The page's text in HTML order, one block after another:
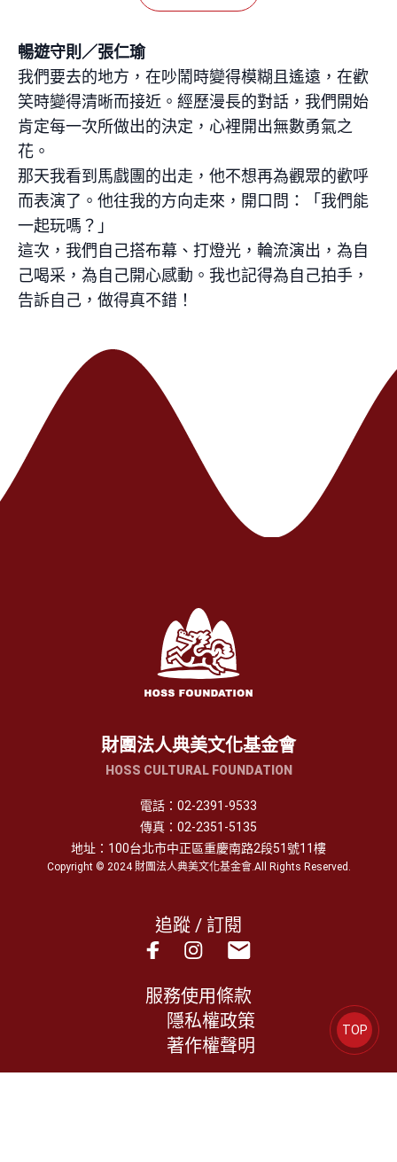
暢遊守則／張仁瑜
我們要去的地方，在吵鬧時變得模糊且遙遠，在歡
笑時變得清晰而接近。經歷漫長的對話，我們開始
肯定每一次所做出的決定，心裡開出無數勇氣之
花。
那天我看到馬戲團的出走，他不想再為觀眾的歡呼
而表演了。他往我的方向走來，開口問：「我們能
一起玩嗎？」
這次，我們自己搭布幕、打燈光，輪流演出，為自
己喝采，為自己開心感動。我也記得為自己拍手，
告訴自己，做得真不錯！
財團法人典美文化基金會
HOSS CULTURAL FOUNDATION
電話： 02-2391-9533
傳真： 02-2351-5135
地址： 100台北市中正區重慶南路2段51號11樓
Copyright © 2024 財團法人典美文化基金會.All Rights Reserved.
追蹤 / 訂閱
服務使用條款
隱私權政策
著作權聲明
TOP